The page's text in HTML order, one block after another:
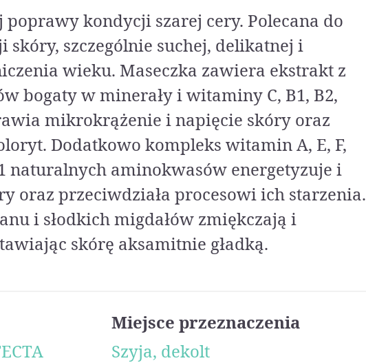
poprawy kondycji szarej cery. Polecana do
skóry, szczególnie suchej, delikatnej i
wieku. Maseczka zawiera ekstrakt z
bogaty w minerały i witaminy C, B1, B2,
mikrokrążenie i napięcie skóry oraz
Dodatkowo kompleks witamin A, E, F,
naturalnych aminokwasów energetyzuje i
oraz przeciwdziała procesowi ich starzenia.
i słodkich migdałów zmiękczają i
skórę aksamitnie gładką.
Miejsce przeznaczenia
Szyja, dekolt